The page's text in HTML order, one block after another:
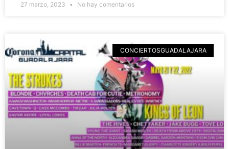
27 marzo, 2023 No hay comentarios
CONCIERTOSGUADALAJARA